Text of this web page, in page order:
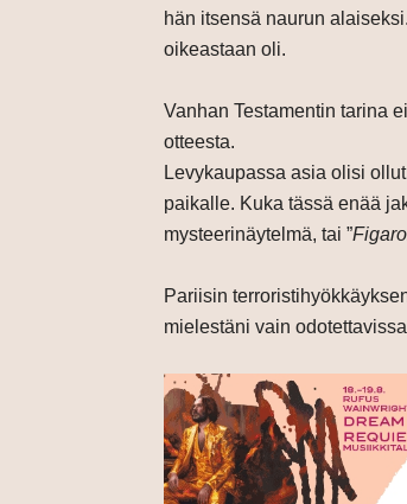
hän itsensä naurun
oikeastaan oli.
Vanhan Testamentin tarina
otteesta.
Levykaupassa asia olisi
paikalle. Kuka tässä enää
mysteerinäytelmä, tai ”
Pariisin
mielestäni vain